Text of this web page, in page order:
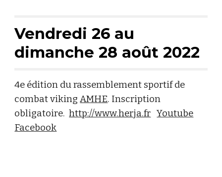
Vendredi 26 au
dimanche 28 août 2022
4e édition du rassemblement sportif de
combat vikingAMHE. Inscription
obligatoire.http://www.herja.fr Youtube
Facebook